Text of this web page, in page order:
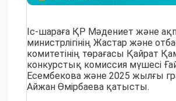
Іс-шараға ҚР Мәдениет және
министрлігінің Жастар және
комитетінің төрағасы Қайрат
конкурстық комиссия мүшесі
Есембекова және 2025 жылғы
Айжан Өмірбаева қатысты.